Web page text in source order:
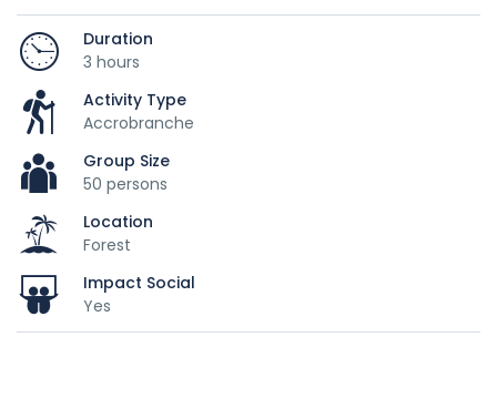
Duration
3 hours
Activity Type
Accrobranche
Group Size
50 persons
Location
Forest
Impact Social
Yes